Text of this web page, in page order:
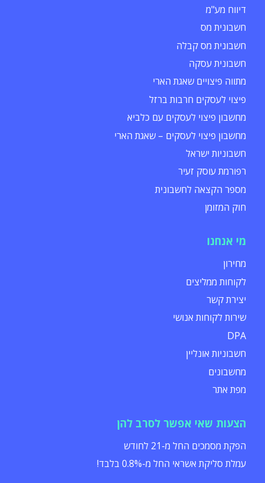
דיווח מע"מ
חשבונית מס
חשבונית מס קבלה
חשבונית עסקה
מתווה פיצויים שאגת הארי
פיצוי לעסקים חרבות ברזל
מחשבון פיצוי לעסקים עם כלביא
מחשבון פיצוי לעסקים – שאגת הארי
חשבוניות ישראל
רפורמת עוסק זעיר
מספר הקצאה לחשבונית
חוק המזומן
מי אנחנו
מחירון
לקוחות ממליצים
יצירת קשר
שירות לקוחות אנושי
DPA
חשבוניות אונליין
מחשבונים
מפת אתר
הצעות שאי אפשר לסרב להן
הפקת מסמכים החל מ-21 לחודש
עמלת סליקת אשראי החל מ-0.8% בלבד!